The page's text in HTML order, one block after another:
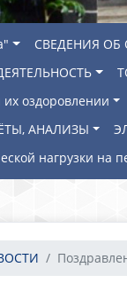
СВЕДЕНИЯ ОБ
оздоровлении
АНАЛИЗЫ
нагрузки на